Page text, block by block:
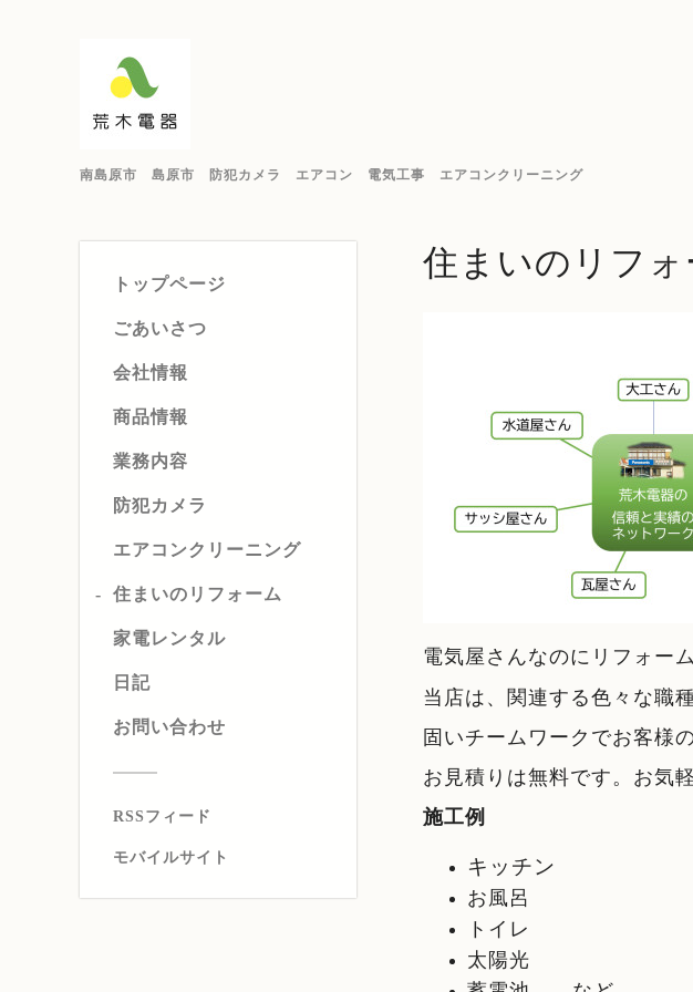
南島原市 島原市 防犯カメラ エアコン 電気工事 エアコンクリーニング
トップページ
ごあいさつ
会社情報
商品情報
業務内容
防犯カメラ
エアコンクリーニング
住まいのリフォーム
家電レンタル
日記
お問い合わせ
RSSフィード
モバイルサイト
住まいのリフォ
電気屋さんなのにリフォー
当店は、関連する色々な職
固いチームワークでお客様
お見積りは無料です。お気
施工例
キッチン
お風呂
トイレ
太陽光